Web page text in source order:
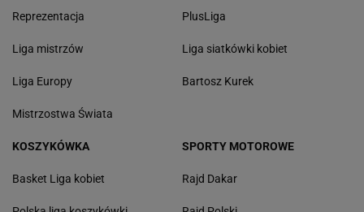
Reprezentacja
Liga mistrzów
Liga Europy
Mistrzostwa Świata
PlusLiga
Liga siatkówki kobiet
Bartosz Kurek
KOSZYKÓWKA
Basket Liga kobiet
SPORTY MOTOROWE
Rajd Dakar